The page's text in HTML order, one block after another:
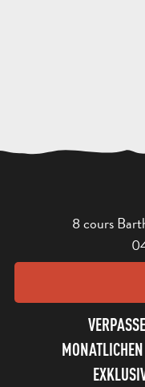
8 cours
MONATLICHEN